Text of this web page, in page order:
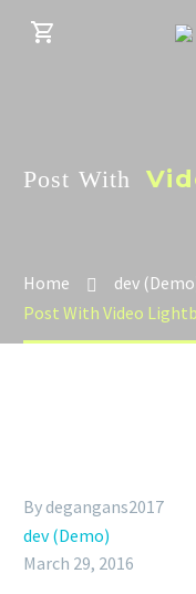
Post With
Home
dev
Post With Video
By degangans2017
dev (Demo)
March 29, 2016